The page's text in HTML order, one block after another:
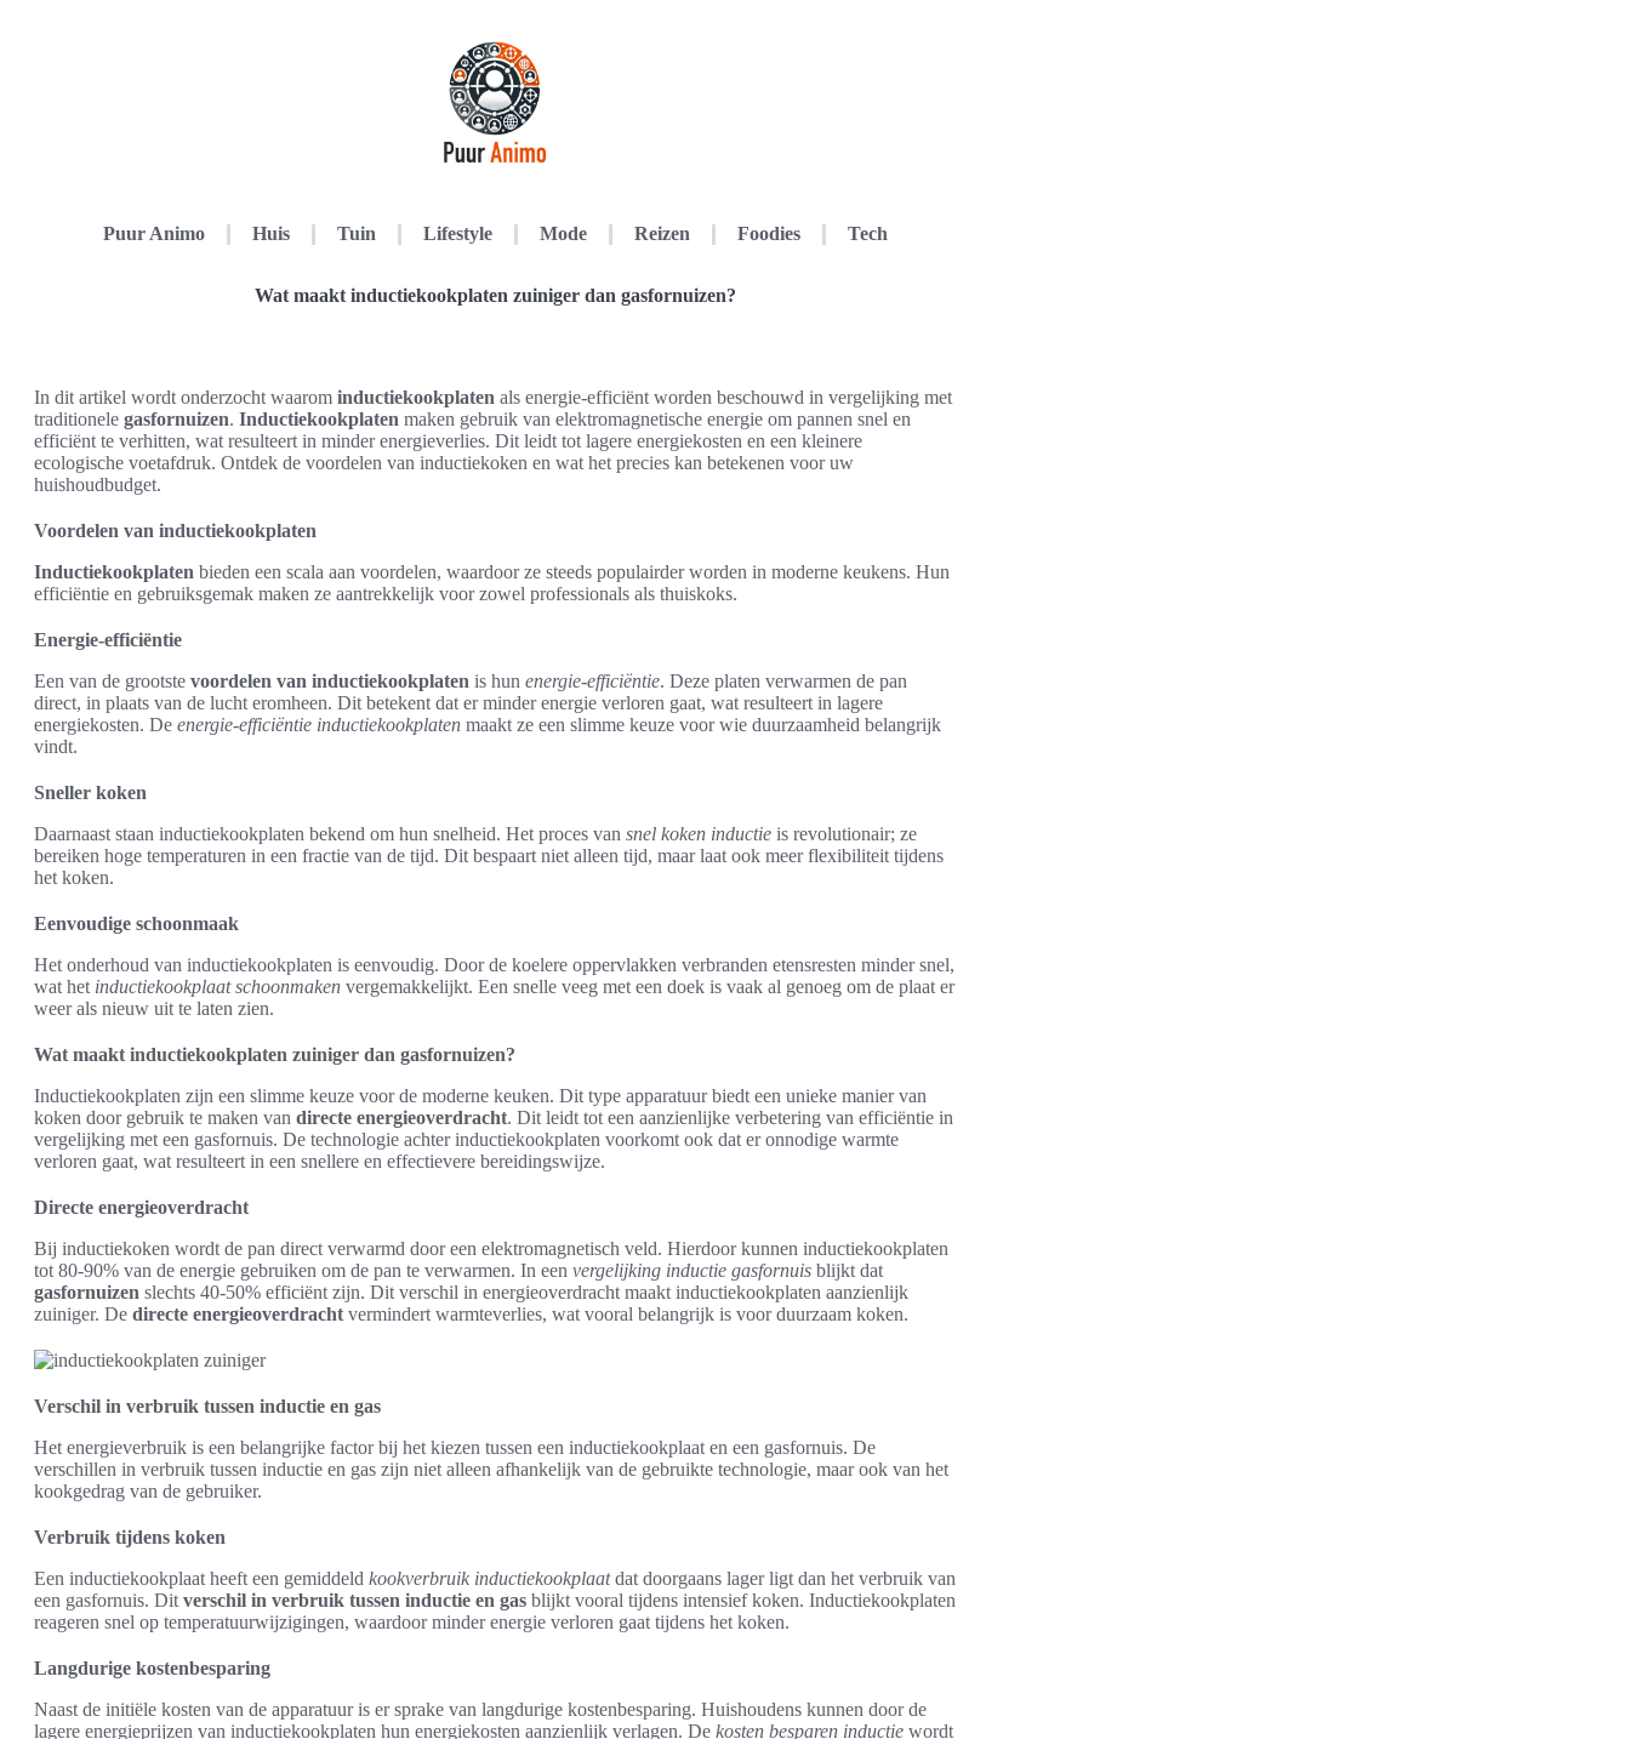
Puur Animo Huis Tuin Lifestyle Mode Reizen Foodies Tech
Wat maakt inductiekookplaten zuiniger dan gasfornuizen?
In dit artikel wordt onderzocht waarom inductiekookplaten als energie-efficiënt worden beschouwd in vergelijking met
traditionele gasfornuizen. Inductiekookplaten maken gebruik van elektromagnetische energie om pannen snel en
efficiënt te verhitten, wat resulteert in minder energieverlies. Dit leidt tot lagere energiekosten en een kleinere
ecologische voetafdruk. Ontdek de voordelen van inductiekoken en wat het precies kan betekenen voor uw
huishoudbudget.
Voordelen van inductiekookplaten
Inductiekookplaten bieden een scala aan voordelen, waardoor ze steeds populairder worden in moderne keukens. Hun
efficiëntie en gebruiksgemak maken ze aantrekkelijk voor zowel professionals als thuiskoks.
Energie-efficiëntie
Een van de grootste voordelen van inductiekookplaten is hun energie-efficiëntie. Deze platen verwarmen de pan
direct, in plaats van de lucht eromheen. Dit betekent dat er minder energie verloren gaat, wat resulteert in lagere
energiekosten. De energie-efficiëntie inductiekookplaten maakt ze een slimme keuze voor wie duurzaamheid belangrijk
vindt.
Sneller koken
Daarnaast staan inductiekookplaten bekend om hun snelheid. Het proces van snel koken inductie is revolutionair; ze
bereiken hoge temperaturen in een fractie van de tijd. Dit bespaart niet alleen tijd, maar laat ook meer flexibiliteit tijdens
het koken.
Eenvoudige schoonmaak
Het onderhoud van inductiekookplaten is eenvoudig. Door de koelere oppervlakken verbranden etensresten minder snel,
wat het inductiekookplaat schoonmaken vergemakkelijkt. Een snelle veeg met een doek is vaak al genoeg om de plaat er
weer als nieuw uit te laten zien.
Wat maakt inductiekookplaten zuiniger dan gasfornuizen?
Inductiekookplaten zijn een slimme keuze voor de moderne keuken. Dit type apparatuur biedt een unieke manier van
koken door gebruik te maken van directe energieoverdracht. Dit leidt tot een aanzienlijke verbetering van efficiëntie in
vergelijking met een gasfornuis. De technologie achter inductiekookplaten voorkomt ook dat er onnodige warmte
verloren gaat, wat resulteert in een snellere en effectievere bereidingswijze.
Directe energieoverdracht
Bij inductiekoken wordt de pan direct verwarmd door een elektromagnetisch veld. Hierdoor kunnen inductiekookplaten
tot 80-90% van de energie gebruiken om de pan te verwarmen. In een vergelijking inductie gasfornuis blijkt dat
gasfornuizen slechts 40-50% efficiënt zijn. Dit verschil in energieoverdracht maakt inductiekookplaten aanzienlijk
zuiniger. De directe energieoverdracht vermindert warmteverlies, wat vooral belangrijk is voor duurzaam koken.
Verschil in verbruik tussen inductie en gas
Het energieverbruik is een belangrijke factor bij het kiezen tussen een inductiekookplaat en een gasfornuis. De
verschillen in verbruik tussen inductie en gas zijn niet alleen afhankelijk van de gebruikte technologie, maar ook van het
kookgedrag van de gebruiker.
Verbruik tijdens koken
Een inductiekookplaat heeft een gemiddeld kookverbruik inductiekookplaatdat doorgaans lager ligt dan het verbruik van
een gasfornuis. Dit verschil in verbruik tussen inductie en gas blijkt vooral tijdens intensief koken. Inductiekookplaten
reageren snel op temperatuurwijzigingen, waardoor minder energie verloren gaat tijdens het koken.
Langdurige kostenbesparing
Naast de initiële kosten van de apparatuur is er sprake van langdurige kostenbesparing. Huishoudens kunnen door de
lagere energieprijzen van inductiekookplaten hun energiekosten aanzienlijk verlagen. De kosten besparen inductie wordt